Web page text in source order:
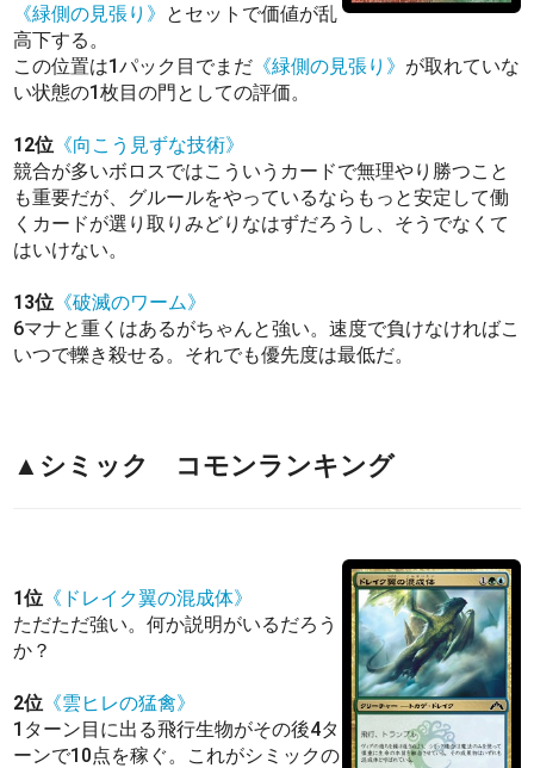
《緑側の見張り》 とセットで価値が乱
高下する。
この位置は1パック目でまだ 《緑側の見張り》 が取れていな
い状態の1枚目の門としての評価。
12位 《向こう見ずな技術》
競合が多いボロスではこういうカードで無理やり勝つこと
も重要だが、グルールをやっているならもっと安定して働
くカードが選り取りみどりなはずだろうし、そうでなくて
はいけない。
13位 《破滅のワーム》
6マナと重くはあるがちゃんと強い。速度で負けなければこ
いつで轢き殺せる。それでも優先度は最低だ。
▲シミック コモンランキング
1位 《ドレイク翼の混成体》
ただただ強い。何か説明がいるだろう
か？
2位 《雲ヒレの猛禽》
1ターン目に出る飛行生物がその後4タ
ーンで10点を稼ぐ。これがシミックの